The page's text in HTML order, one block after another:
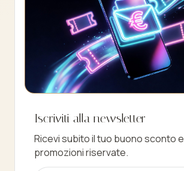
10%
Iscriviti alla newsletter
Ricevi subito il tuo buono sconto e
promozioni riservate.